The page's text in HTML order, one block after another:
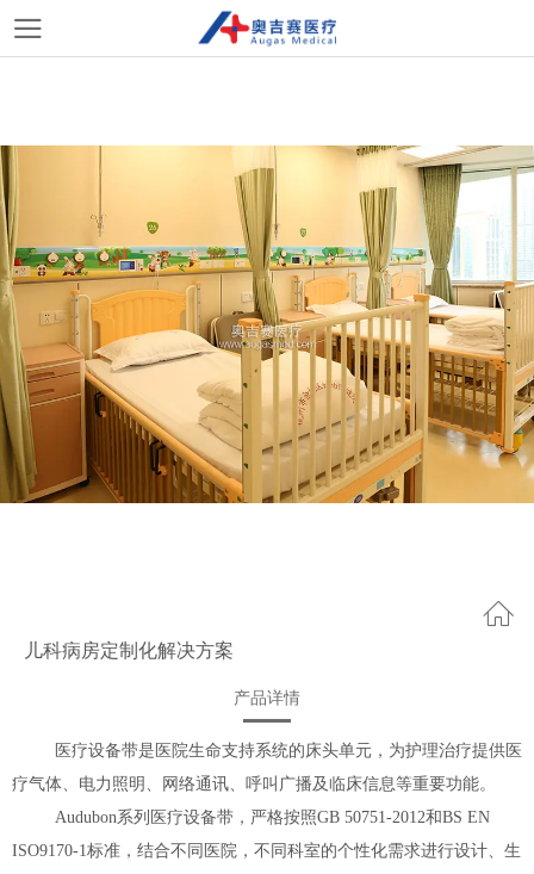
儿科病房定制化解决方案
产品详情
医疗设备带是医院生命支持系统的床头单元，为护理治疗提供医
疗气体、电力照明、网络通讯、呼叫广播及临床信息等重要功能。
Audubon系列医疗设备带，严格按照GB 50751-2012和BS EN
ISO9170-1标准，结合不同医院，不同科室的个性化需求进行设计、生